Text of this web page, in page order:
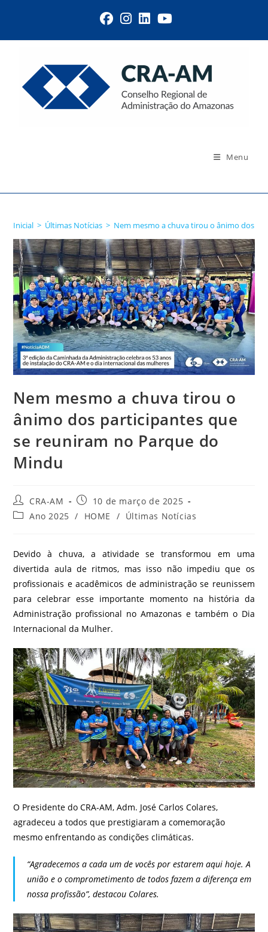
Menu
Inicial > Últimas Notícias > Nem mesmo a chuva tirou o ânimo dos
Nem mesmo a chuva tirou o
ânimo dos participantes que
se reuniram no Parque do
Mindu
CRA-AM
10 de março de 2025
Ano 2025 / HOME / Últimas Notícias
Devido à chuva, a atividade se transformou em uma
divertida aula de ritmos, mas isso não impediu que os
profissionais e acadêmicos de administração se reunissem
para celebrar esse importante momento na história da
Administração profissional no Amazonas e também o Dia
Internacional da Mulher.
O Presidente do CRA-AM, Adm. José Carlos Colares,
agradeceu a todos que prestigiaram a comemoração
mesmo enfrentando as condições climáticas.
“Agradecemos a cada um de vocês por estarem aqui hoje. A
união e o comprometimento de todos fazem a diferença em
nossa profissão”, destacou Colares.